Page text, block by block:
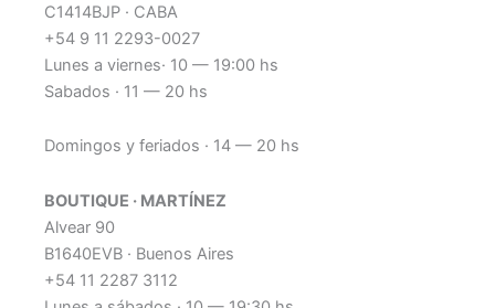
C1414BJP · CABA
+54 9 11 2293-0027
Lunes a viernes· 10 — 19:00 hs
Sabados · 11 — 20 hs
Domingos y feriados · 14 — 20 hs
BOUTIQUE · MARTÍNEZ
Alvear 90
B1640EVB · Buenos Aires
+54 11 2287 3112